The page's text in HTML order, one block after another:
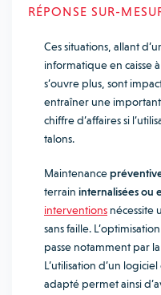
RÉPONSE SUR-
Ces situations, allant
informatique en caisse
s’ouvre plus, sont
entraîner une
chiffre d’affaires si
talons.
Maintenance
terrain internalisées ou
interventions nécessite
sans faille.
passe notamment par
L’utilisation d’un
adapté permet ainsi